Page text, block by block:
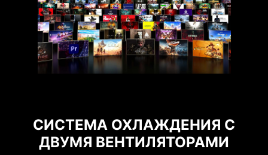
СИСТЕМА ОХЛАЖДЕНИЯ С
ДВУМЯ ВЕНТИЛЯТОРАМИ